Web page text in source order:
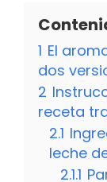
1 El
dos
2
receta
2.1
leche
2.1.1